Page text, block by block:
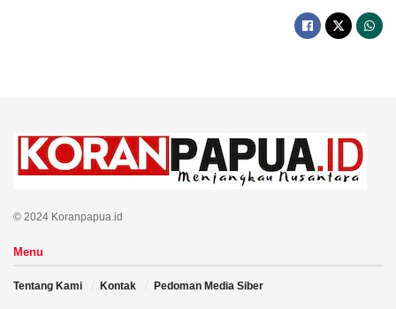
© 2024 Koranpapua.id
Menu
Tentang Kami Kontak Pedoman Media Siber